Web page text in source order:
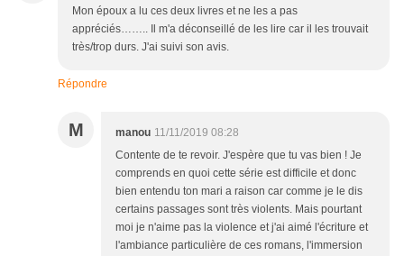
Mon époux a lu ces deux livres et ne les a pas
appréciés…….. Il m'a déconseillé de les lire car il les trouvait
très/trop durs. J'ai suivi son avis.
Répondre
M manou 11/11/2019 08:28
Contente de te revoir. J'espère que tu vas bien ! Je
comprends en quoi cette série est difficile et donc
bien entendu ton mari a raison car comme je le dis
certains passages sont très violents. Mais pourtant
moi je n'aime pas la violence et j'ai aimé l'écriture et
l'ambiance particulière de ces romans, l'immersion